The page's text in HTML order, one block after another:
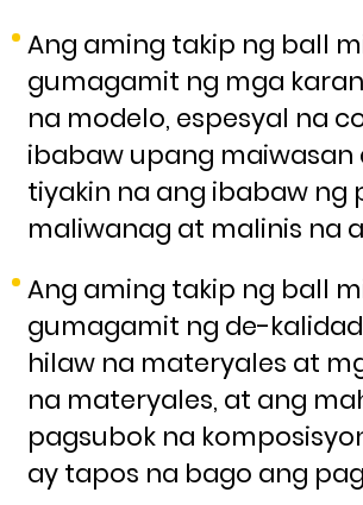
Ang aming takip ng ball
gumagamit ng mga
na modelo, espesyal na
ibabaw upang
tiyakin na ang ibabaw ng
maliwanag at malinis na
Ang aming takip ng ball
gumagamit ng de-
hilaw na materyales at
na materyales, at ang
pagsubok na
ay tapos na bago ang